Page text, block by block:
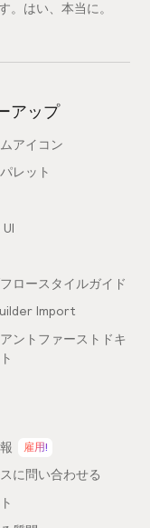
。はい、本当に。
アップ
アイコン
レット
ロースタイルガイド
Import
ントファーストドキ
雇用!
に問い合わせる